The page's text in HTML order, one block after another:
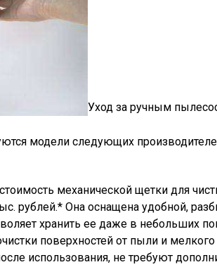
Уход за ручным
модели следующих
механической щетки для
рублей.* Она оснащена удобной,
хранить ее даже в небольших
поверхностей от пыли и
использования, не требуют